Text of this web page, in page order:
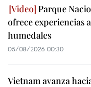
Parque
ofrece experiencias
humedales
05/08/2026 00:30
Vietnam avanza